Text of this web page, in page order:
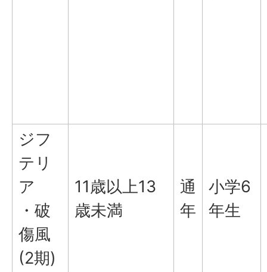
ジフ
テリ
ア
・破
傷風
(2期)
11歳以上13
歳未満
通
年
小学6
年生